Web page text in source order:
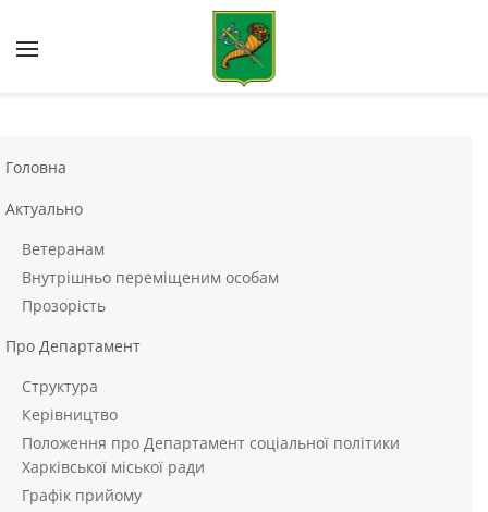
Skip to main content
Головна
Актуально
Ветеранам
Внутрішньо переміщеним особам
Прозорість
Про Департамент
Структура
Керівництво
Положення про Департамент соціальної політики
Харківської міської ради
Графік прийому